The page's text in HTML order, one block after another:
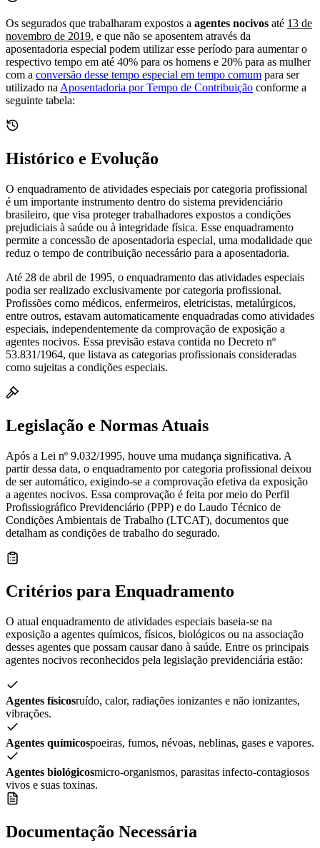
Os segurados que trabalharam expostos a agentes nocivos até 13 de
novembro de 2019, e que não se aposentem através da
aposentadoria especial podem utilizar esse período para aumentar o
respectivo tempo em até 40% para os homens e 20% para as mulher
com a conversão desse tempo especial em tempo comum para ser
utilizado na Aposentadoria por Tempo de Contribuição conforme a
seguinte tabela:
Histórico e Evolução
O enquadramento de atividades especiais por categoria profissional
é um importante instrumento dentro do sistema previdenciário
brasileiro, que visa proteger trabalhadores expostos a condições
prejudiciais à saúde ou à integridade física. Esse enquadramento
permite a concessão de aposentadoria especial, uma modalidade que
reduz o tempo de contribuição necessário para a aposentadoria.
Até 28 de abril de 1995, o enquadramento das atividades especiais
podia ser realizado exclusivamente por categoria profissional.
Profissões como médicos, enfermeiros, eletricistas, metalúrgicos,
entre outros, estavam automaticamente enquadradas como atividades
especiais, independentemente da comprovação de exposição a
agentes nocivos. Essa previsão estava contida no Decreto nº
53.831/1964, que listava as categorias profissionais consideradas
como sujeitas a condições especiais.
Legislação e Normas Atuais
Após a Lei nº 9.032/1995, houve uma mudança significativa. A
partir dessa data, o enquadramento por categoria profissional deixou
de ser automático, exigindo-se a comprovação efetiva da exposição
a agentes nocivos. Essa comprovação é feita por meio do Perfil
Profissiográfico Previdenciário (PPP) e do Laudo Técnico de
Condições Ambientais de Trabalho (LTCAT), documentos que
detalham as condições de trabalho do segurado.
Critérios para Enquadramento
O atual enquadramento de atividades especiais baseia-se na
exposição a agentes químicos, físicos, biológicos ou na associação
desses agentes que possam causar dano à saúde. Entre os principais
agentes nocivos reconhecidos pela legislação previdenciária estão:
Agentes físicosruído, calor, radiações ionizantes e não ionizantes,
vibrações.
Agentes químicospoeiras, fumos, névoas, neblinas, gases e vapores.
Agentes biológicosmicro-organismos, parasitas infecto-contagiosos
vivos e suas toxinas.
Documentação Necessária